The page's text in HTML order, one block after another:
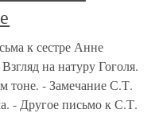
к сестре Анне
на натуру Гоголя.
тоне. - Замечание С.Т.
- Другое письмо к С.Т.